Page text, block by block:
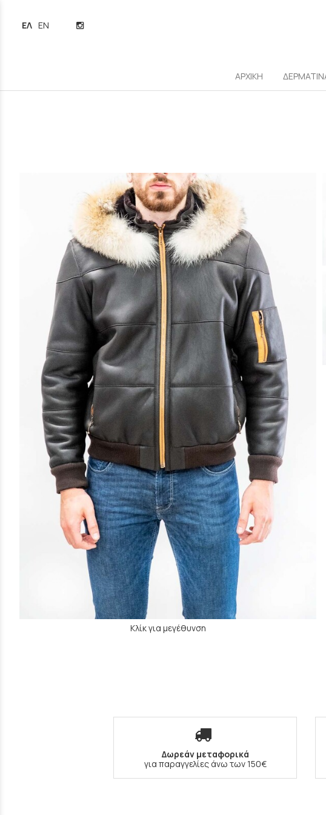
ΕΛΛΗΝΙΚΆ
ENGLISH
ΑΡΧΙΚΗ
Κλίκ για μεγέθυνση
Δωρεάν μεταφορικά
για παραγγελίες άνω των 150€